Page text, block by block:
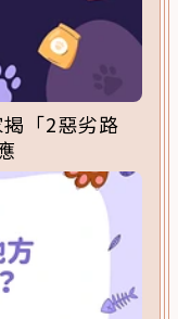
「2惡劣路